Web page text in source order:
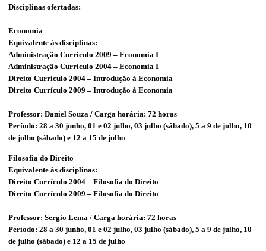
Disciplinas ofertadas:
Economia
Equivalente às disciplinas:
Administração Currículo 2009 – Economia I
Administração Currículo 2004 – Economia I
Direito Currículo 2004 – Introdução à Economia
Direito Currículo 2009 – Introdução à Economia
Professor: Daniel Souza / Carga horária: 72 horas
Período: 28 a 30 junho, 01 e 02 julho, 03 julho (sábado), 5 a 9 de julho, 10
de julho (sábado) e 12 a 15 de julho
Filosofia do Direito
Equivalente às disciplinas:
Direito Currículo 2004 – Filosofia do Direito
Direito Currículo 2009 – Filosofia do Direito
Professor: Sergio Lema / Carga horária: 72 horas
Período: 28 a 30 junho, 01 e 02 julho, 03 julho (sábado), 5 a 9 de julho, 10
de julho (sábado) e 12 a 15 de julho